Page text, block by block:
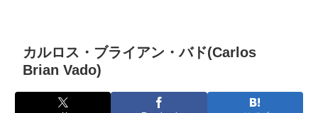
カルロス・ブライアン・バド(Carlos
Brian Vado)